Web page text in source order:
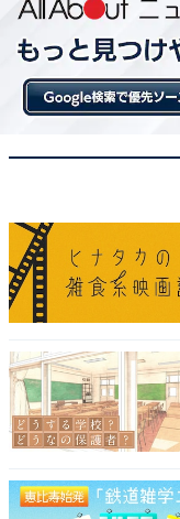
展示予定の車両
詳細は後日発表と